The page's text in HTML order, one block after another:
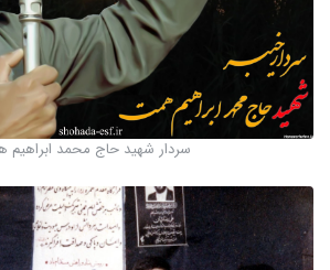
سردار شهید حاج محمد